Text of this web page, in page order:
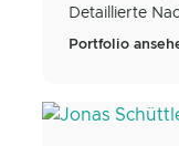
Detaillierte
Portfolio